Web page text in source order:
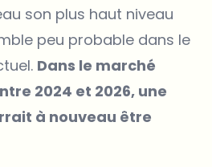
son plus haut niveau
peu probable dans le
Dans le marché
2024 et 2026, une
à nouveau être